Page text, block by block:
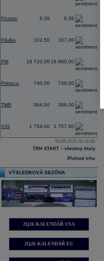
Photon 6,38 6,58
Pilulka 102,50 107,00
PM 18 720,00 18 800,00
Primoco 740,00 746,00
TMR 364,00 388,00
VIG 1 754,00 1 757,00
06.08.2026 10:18:08
TRH START – všechny tituly
Přehled trhu
VÝSLEDKOVÁ SEZÓNA
2Q26 KALENDÁŘ USA
2Q26 KALENDÁŘ EU